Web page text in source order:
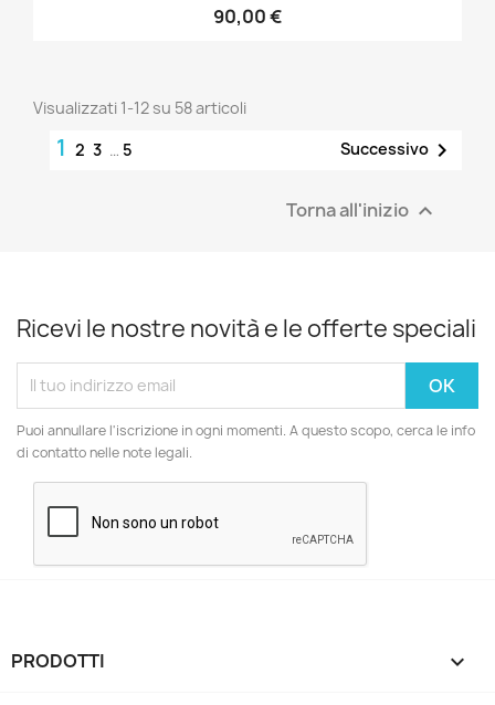
90,00 €
Visualizzati 1-12 su 58 articoli
1 2 3 … 5 Successivo 
Torna all'inizio 
Ricevi le nostre novità e le offerte speciali
Puoi annullare l'iscrizione in ogni momenti. A questo scopo, cerca le info
di contatto nelle note legali.
PRODOTTI 